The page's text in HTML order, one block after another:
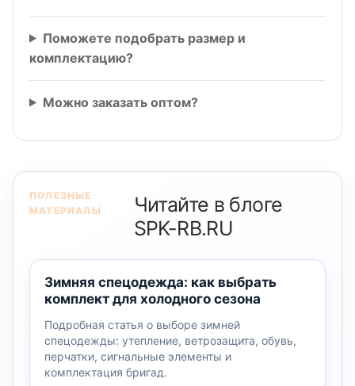
Поможете подобрать размер и
комплектацию?
Можно заказать оптом?
ПОЛЕЗНЫЕ
МАТЕРИАЛЫ
Читайте в блоге
SPK-RB.RU
Зимняя спецодежда: как выбрать
комплект для холодного сезона
Подробная статья о выборе зимней
спецодежды: утепление, ветрозащита, обувь,
перчатки, сигнальные элементы и
комплектация бригад.